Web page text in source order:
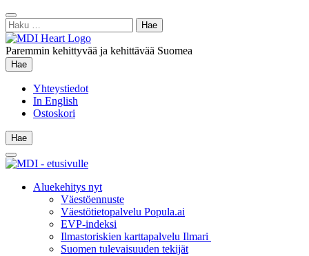
Siirry
sisältöön
Sulje
hae
Haku:
Paremmin kehittyvää ja kehittävää Suomea
Hae
Hae
Yhteystiedot
In English
Ostoskori
Hae
Hae
Main
Menu
Aluekehitys nyt
Väestöennuste
Väestötietopalvelu Popula.ai
EVP-indeksi
Ilmastoriskien karttapalvelu Ilmari
Suomen tulevaisuuden tekijät